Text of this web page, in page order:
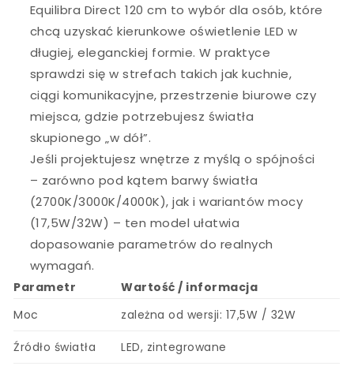
Equilibra Direct 120 cm to wybór dla osób, które
chcą uzyskać kierunkowe oświetlenie LED w
długiej, eleganckiej formie. W praktyce
sprawdzi się w strefach takich jak kuchnie,
ciągi komunikacyjne, przestrzenie biurowe czy
miejsca, gdzie potrzebujesz światła
skupionego „w dół”.
Jeśli projektujesz wnętrze z myślą o spójności
– zarówno pod kątem barwy światła
(2700K/3000K/4000K), jak i wariantów mocy
(17,5W/32W) – ten model ułatwia
dopasowanie parametrów do realnych
wymagań.
Parametr
Wartość / informacja
Moc
zależna od wersji: 17,5W / 32W
Źródło światła LED, zintegrowane